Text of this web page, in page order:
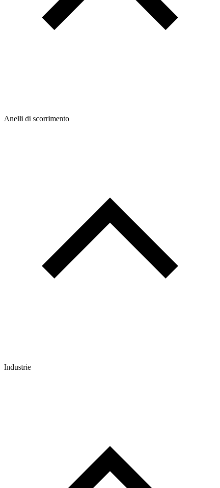
Anelli di scorrimento
Industrie